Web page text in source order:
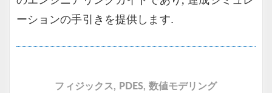
ーションの手引きを提供します.
フィジックス, PDES, 数値モデリング